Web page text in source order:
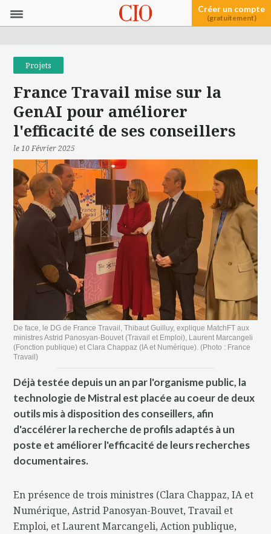
Créer un compte
(gratuitement)
Projets
France Travail mise sur la
GenAI pour améliorer
l'efficacité de ses conseillers
le 10 Février 2025
De face, le DG de France Travail, Thibaut Guilluy, explique MatchFT aux
ministres Astrid Panosyan-Bouvet (Travail et Emploi), Laurent Marcangeli
(Fonction publique) et Clara Chappaz (IA et Numérique). (Photo : France
Travail)
Déjà testée depuis un an par l'organisme public, la
technologie de Mistral est placée au coeur de deux
outils mis à disposition des conseillers, afin
d'accélérer la recherche de profils adaptés à un
poste et améliorer l'efficacité de leurs recherches
documentaires.
En présence de trois ministres (Clara Chappaz, IA et
Numérique, Astrid Panosyan-Bouvet, Travail et
Emploi, et Laurent Marcangeli, Action publique,